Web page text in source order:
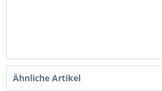
Ähnliche Artikel